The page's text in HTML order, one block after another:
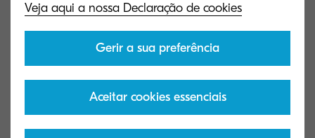
Consumo de energia
Repouso (Ecopower): 0.5 W
Veja aqui a nossa Declaração de cookies
Gerir a sua preferência
Aceitar cookies essenciais